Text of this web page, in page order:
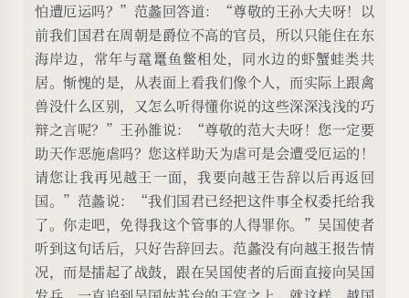
怕遭厄运吗？”范蠡回答道：“尊敬的王孙大夫呀！以
前我们国君在周朝是爵位不高的官员，所以只能住在东
海岸边，常年与鼋鼍鱼鳖相处，同水边的虾蟹蛙类共
居。惭愧的是，从表面上看我们像个人，而实际上跟禽
兽没什么区别，又怎么听得懂你说的这些深深浅浅的巧
辩之言呢？”王孙雒说：“尊敬的范大夫呀！您一定要
助天作恶施虐吗？您这样助天为虐可是会遭受厄运的！
请您让我再见越王一面，我要向越王告辞以后再返回
国。”范蠡说：“我们国君已经把这件事全权委托给我
了。你走吧，免得我这个管事的人得罪你。”吴国使者
听到这句话后，只好告辞回去。范蠡没有向越王报告情
况，而是擂起了战鼓，跟在吴国使者的后面直接向吴国